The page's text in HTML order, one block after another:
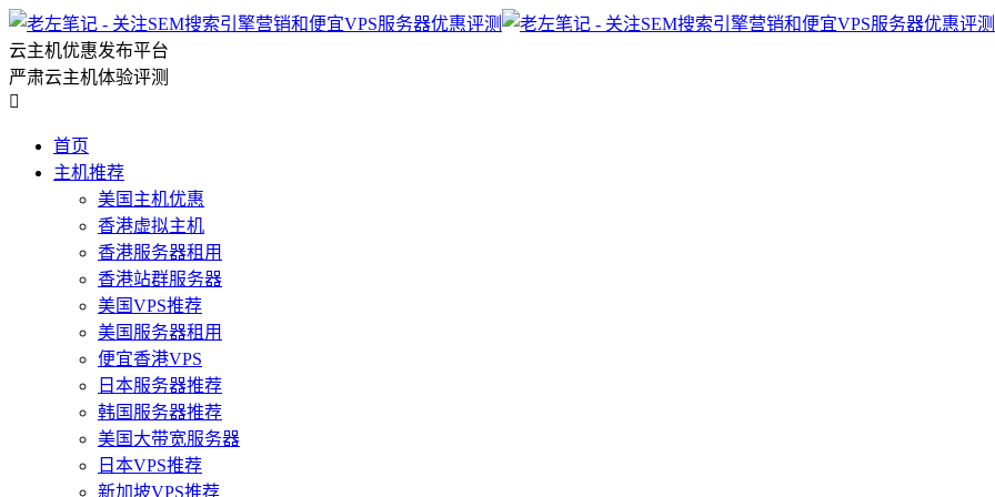
云主机优惠发布平台
严肃云主机体验评测

首页
主机推荐
美国主机优惠
香港虚拟主机
香港服务器租用
香港站群服务器
美国VPS推荐
美国服务器租用
便宜香港VPS
日本服务器推荐
韩国服务器推荐
美国大带宽服务器
日本VPS推荐
新加坡VPS推荐